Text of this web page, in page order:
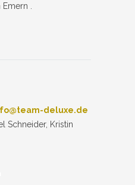
.
deluxe.de
Schneider, Kristin